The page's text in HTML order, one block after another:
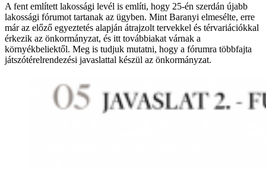
A fent említett lakossági levél is említi, hogy 25-én szerdán újabb
lakossági fórumot tartanak az ügyben. Mint Baranyi elmesélte, erre
már az előző egyeztetés alapján átrajzolt tervekkel és térvariációkkal
érkezik az önkormányzat, és itt továbbiakat várnak a
környékbeliektől. Meg is tudjuk mutatni, hogy a fórumra többfajta
játszótérelrendezési javaslattal készül az önkormányzat.